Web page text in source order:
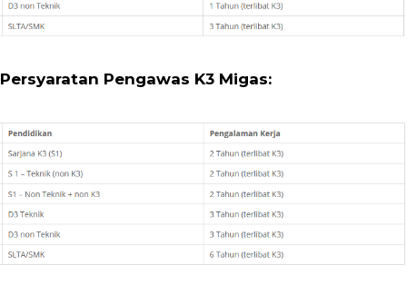
Persyaratan Pengawas K3 Migas: